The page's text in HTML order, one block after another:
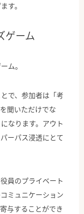
す。
ゲーム
ム。
で、参加者は「考
聞いただけでな
なります。アウト
ーパス浸透にとて
員のプライベート
ミュニケーション
与することができ